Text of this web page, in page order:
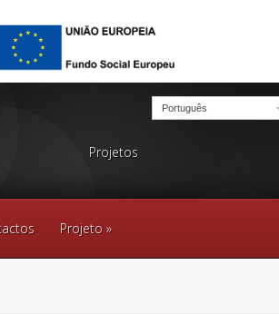
Português
Projetos
Projeto »